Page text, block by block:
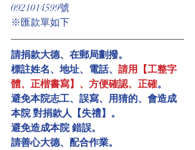
0921014599號
※匯款單如下
請捐款大德、在郵局劃撥。
標註姓名、地址、電話、 請用【工整字
體、正楷書寫】、方便確認、正確。
避免本院志工、誤寫、用猜的、會造成
本院 對捐款人【失禮】。
避免造成本院 錯誤。
請善心大德、配合作業。